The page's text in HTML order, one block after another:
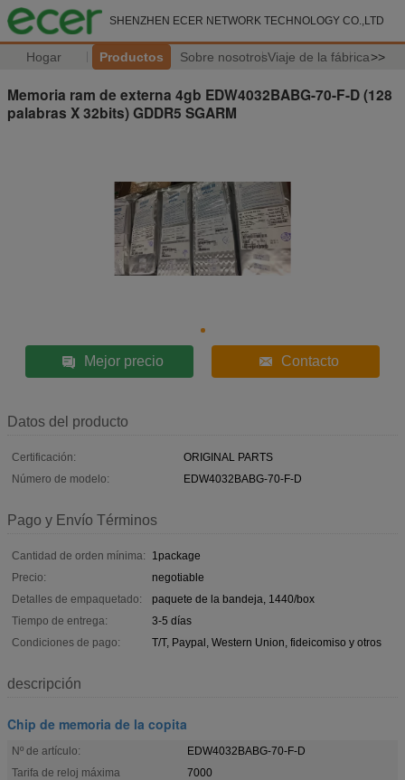
SHENZHEN ECER NETWORK TECHNOLOGY CO.,LTD
Hogar Productos Sobre nosotrosViaje de la fábrica>>
Memoria ram de externa 4gb EDW4032BABG-70-F-D (128
palabras X 32bits) GDDR5 SGARM
Mejor precio Contacto
Datos del producto
Certificación:
ORIGINAL PARTS
Número de modelo:
EDW4032BABG-70-F-D
Pago y Envío Términos
Cantidad de orden mínima:
1package
Precio:
negotiable
Detalles de empaquetado:
paquete de la bandeja, 1440/box
Tiempo de entrega:
3-5 días
Condiciones de pago:
T/T, Paypal, Western Union, fideicomiso y otros
descripción
Chip de memoria de la copita
Nº de artículo:
EDW4032BABG-70-F-D
Tarifa de reloj máxima
7000